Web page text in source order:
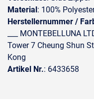
Material: 100%
Herstellernummer /
___ MONTEBELLUNA
Tower 7 Cheung Shun
Kong
Artikel Nr.: 6433658